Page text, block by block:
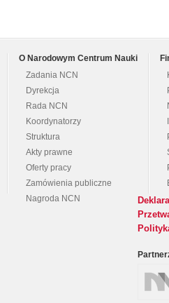
O Narodowym Centrum Nauki
Zadania NCN
Dyrekcja
Rada NCN
Koordynatorzy
Struktura
Akty prawne
Oferty pracy
Zamówienia publiczne
Nagroda NCN